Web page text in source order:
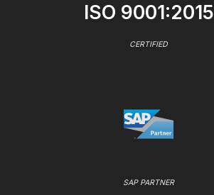
ISO 9001:2015
CERTIFIED
SAP PARTNER